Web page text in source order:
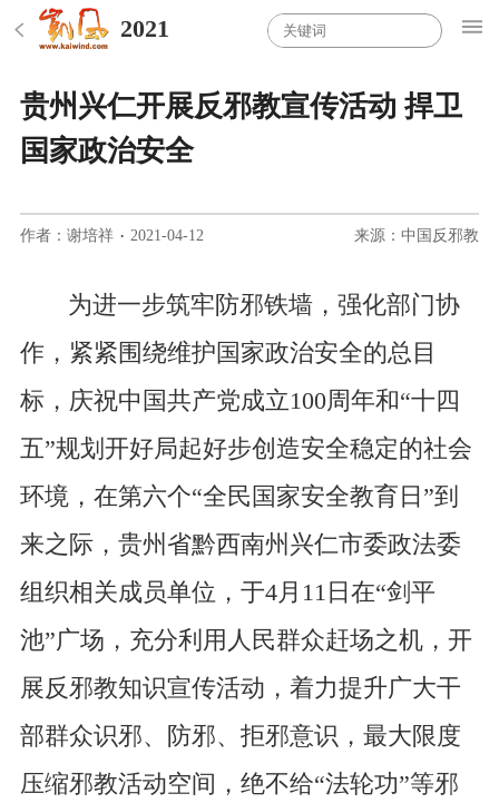
2021
贵州兴仁开展反邪教宣传活动 捍卫
国家政治安全
作者：谢培祥 · 2021-04-12 来源：中国反邪教
为进一步筑牢防邪铁墙，强化部门协
作，紧紧围绕维护国家政治安全的总目
标，庆祝中国共产党成立100周年和“十四
五”规划开好局起好步创造安全稳定的社会
环境，在第六个“全民国家安全教育日”到
来之际，贵州省黔西南州兴仁市委政法委
组织相关成员单位，于4月11日在“剑平
池”广场，充分利用人民群众赶场之机，开
展反邪教知识宣传活动，着力提升广大干
部群众识邪、防邪、拒邪意识，最大限度
压缩邪教活动空间，绝不给“法轮功”等邪